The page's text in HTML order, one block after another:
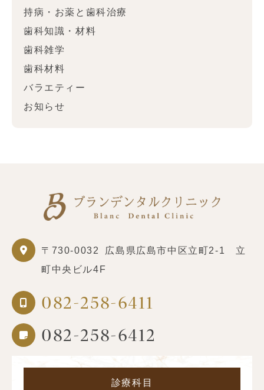
持病・お薬と歯科治療
歯科知識・材料
歯科雑学
歯科材料
バラエティー
お知らせ
〒730-0032
広島県広島市中区立町2-1 立
町中央ビル4F
082-258-6411
082-258-6412
診療科目